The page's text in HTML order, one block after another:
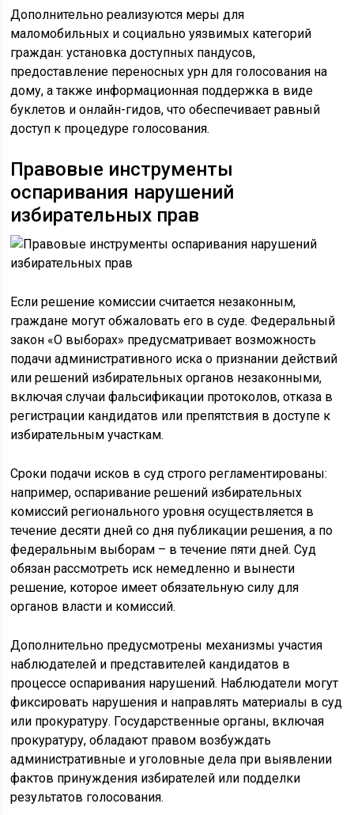
Дополнительно реализуются меры для
маломобильных и социально уязвимых категорий
граждан: установка доступных пандусов,
предоставление переносных урн для голосования на
дому, а также информационная поддержка в виде
буклетов и онлайн-гидов, что обеспечивает равный
доступ к процедуре голосования.
Правовые инструменты
оспаривания нарушений
избирательных прав
Если решение комиссии считается незаконным,
граждане могут обжаловать его в суде. Федеральный
закон «О выборах» предусматривает возможность
подачи административного иска о признании действий
или решений избирательных органов незаконными,
включая случаи фальсификации протоколов, отказа в
регистрации кандидатов или препятствия в доступе к
избирательным участкам.
Сроки подачи исков в суд строго регламентированы:
например, оспаривание решений избирательных
комиссий регионального уровня осуществляется в
течение десяти дней со дня публикации решения, а по
федеральным выборам – в течение пяти дней. Суд
обязан рассмотреть иск немедленно и вынести
решение, которое имеет обязательную силу для
органов власти и комиссий.
Дополнительно предусмотрены механизмы участия
наблюдателей и представителей кандидатов в
процессе оспаривания нарушений. Наблюдатели могут
фиксировать нарушения и направлять материалы в суд
или прокуратуру. Государственные органы, включая
прокуратуру, обладают правом возбуждать
административные и уголовные дела при выявлении
фактов принуждения избирателей или подделки
результатов голосования.